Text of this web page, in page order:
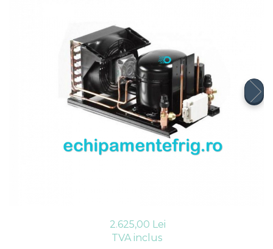
Ventilatoare EbmPapst
Ventilatoare WEIGUANG
Ventilatoare turbina
VENTILATOARE AXIALE
Compresoare Jiaxipera
2.625,00 Lei
TVA inclus